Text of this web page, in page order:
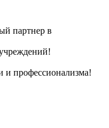
партнер в
и профессионализма!